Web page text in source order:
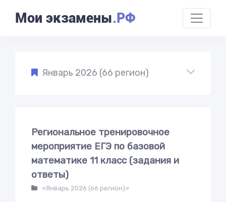
Мои экзамены.РФ
Январь 2026 (66 регион)
Региональное тренировочное
мероприятие ЕГЭ по базовой
математике 11 класс (задания и
ответы)
«Январь 2026 (66 регион)»